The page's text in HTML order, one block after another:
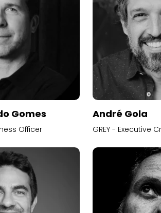
Gomes
Officer
André Gola
GREY - Executive